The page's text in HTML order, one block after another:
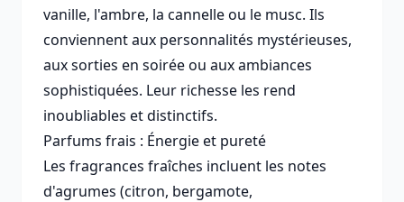
vanille, l'ambre, la cannelle ou le musc. Ils
conviennent aux personnalités mystérieuses,
aux sorties en soirée ou aux ambiances
sophistiquées. Leur richesse les rend
inoubliables et distinctifs.
Parfums frais : Énergie et pureté
Les fragrances fraîches incluent les notes
d'agrumes (citron, bergamote,